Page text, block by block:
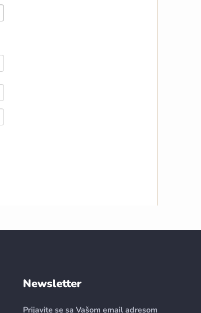
Newsletter
Prijavite se sa Vašom email adresom